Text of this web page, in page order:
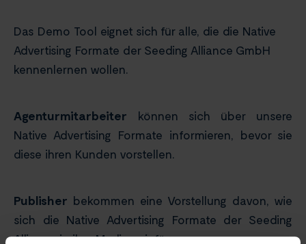
Das Demo Tool eignet sich für alle, die die Native
Advertising Formate der Seeding Alliance GmbH
kennenlernen wollen.
Agenturmitarbeiter können sich über unsere
Native Advertising Formate informieren, bevor sie
diese ihren Kunden vorstellen.
Publisher bekommen eine Vorstellung davon, wie
sich die Native Advertising Formate der Seeding
Alliance in ihre Medien einfügen.